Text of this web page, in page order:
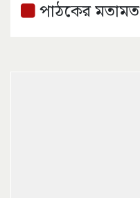
পাঠকের মতামত